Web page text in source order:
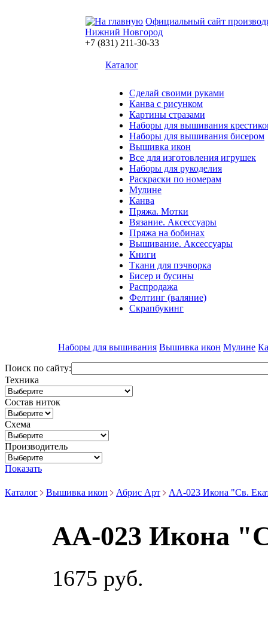
Официальный сайт
Нижний Новгород
+7 (831) 211-30-33
Каталог
Сделай своими руками
Канва с рисунком
Картины стразами
Наборы для вышивания
Наборы для вышивания бисером
Вышивка икон
Все для изготовления игрушек
Наборы для рукоделия
Раскраски по номерам
Мулине
Канва
Пряжа. Мотки
Вязание. Аксессуары
Пряжа на бобинах
Вышивание. Аксессуары
Книги
Ткани для пэчворка
Бисер и бусины
Распродажа
Фелтинг (валяние)
Скрапбукинг
Наборы для вышивания Вышивка икон Мулине
Поиск по сайту:
Техника
Состав ниток
Схема
Производитель
Показать
Каталог Вышивка икон Абрис Арт АА-023 Икона "Св.
АА-023 Икона
1675 руб.